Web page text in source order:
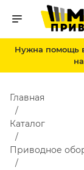
Нужна помощь
Главная
Каталог
Приводное